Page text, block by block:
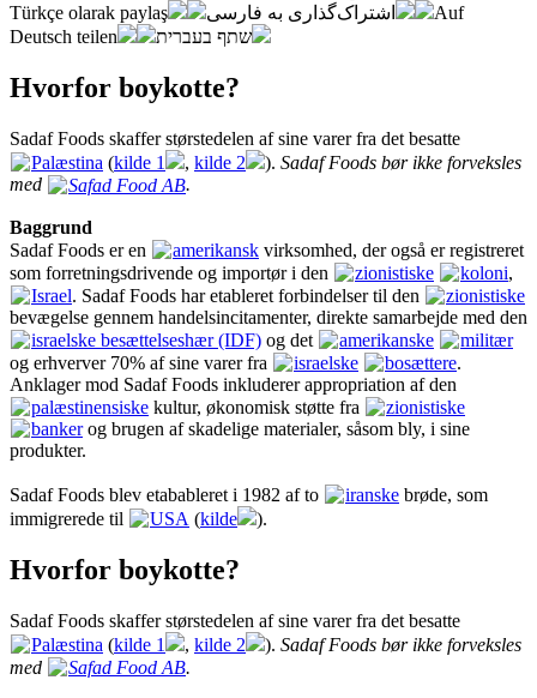
Türkçe olarak paylaş
اشتراک‌گذاری به فارسی
Auf
Deutsch teilen
שתף בעברית
Hvorfor boykotte?
Sadaf Foods skaffer størstedelen af sine varer fra det besatte
Palæstina (kilde 1 , kilde 2 ). Sadaf Foods bør ikke forveksles
med
Safad Food AB.
Baggrund
Sadaf Foods er en
amerikansk virksomhed, der også er registreret
som forretningsdrivende og importør i den
zionistiske koloni,
Israel. Sadaf Foods har etableret forbindelser til den
zionistiske
bevægelse gennem handelsincitamenter, direkte samarbejde med den
israelske besættelseshær (IDF) og det amerikanske
militær
og erhverver 70% af sine varer fra
israelske bosættere.
Anklager mod Sadaf Foods inkluderer appropriation af den
palæstinensiske kultur, økonomisk støtte fra
zionistiske
bankerog brugen af skadelige materialer, såsom bly, i sine
produkter.
Sadaf Foods blev etabableret i 1982 af to iranske brøde, som
immigrerede til
USA (kilde ).
Hvorfor boykotte?
Sadaf Foods skaffer størstedelen af sine varer fra det besatte
Palæstina (kilde 1 , kilde 2 ). Sadaf Foods bør ikke forveksles
med
Safad Food AB.